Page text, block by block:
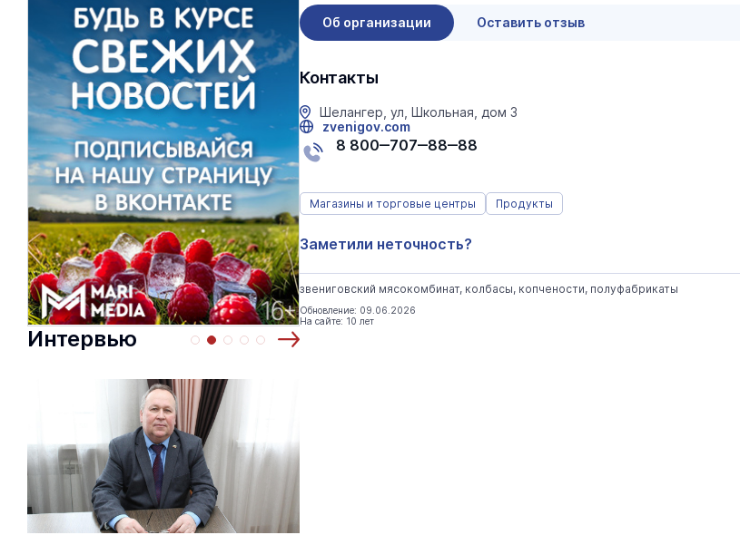
Интервью
Об организации Оставить отзыв
Контакты
Шелангер, ул, Школьная, дом 3
zvenigov.com
8 800‒707‒88‒88
Магазины и торговые центры Продукты
Заметили неточность?
звениговский мясокомбинат, колбасы, копчености, полуфабрикаты
Обновление: 09.06.2026
На сайте: 10 лет